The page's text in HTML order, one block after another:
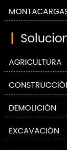
|
AGRICULTURA
DEMOLICIÓN
EXCAVACIÓN